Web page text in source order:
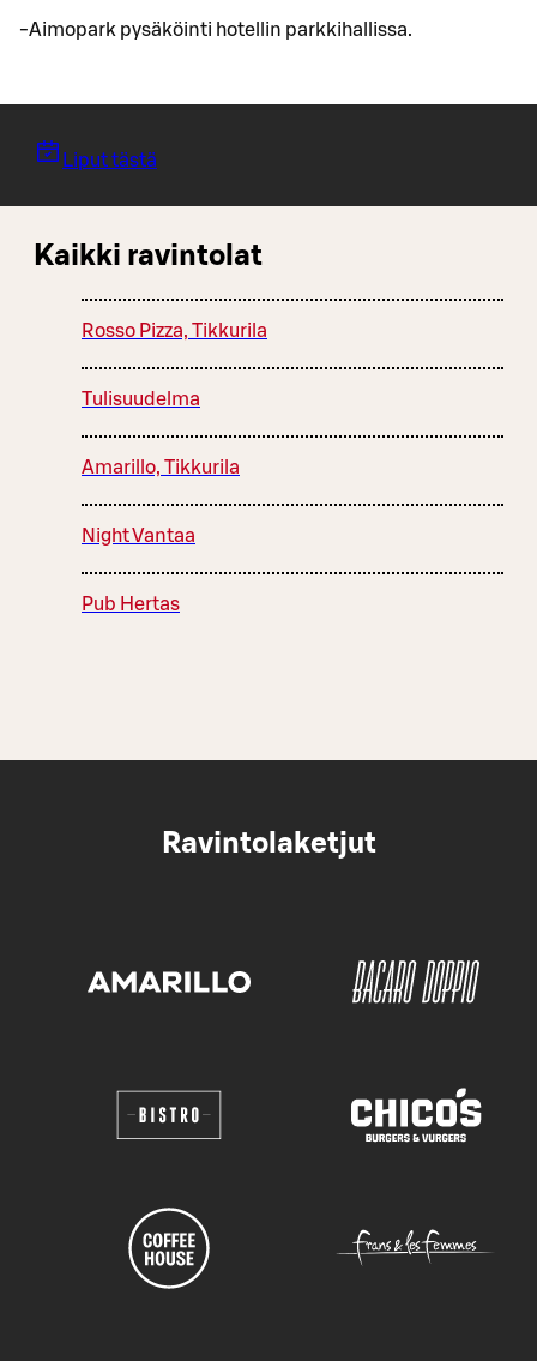
-Aimopark pysäköinti hotellin parkkihallissa.
Liput tästä
Kaikki ravintolat
Rosso Pizza, Tikkurila
Tulisuudelma
Amarillo, Tikkurila
Night Vantaa
Pub Hertas
Ravintolaketjut